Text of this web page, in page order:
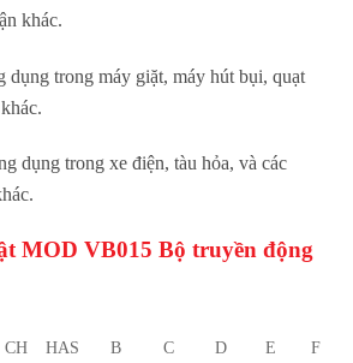
khác.
dụng trong máy giặt, máy hút bụi, quạt
dụng trong xe điện, tàu hỏa, và các
MOD VB015 Bộ truyền động
CH HAS B C D E F